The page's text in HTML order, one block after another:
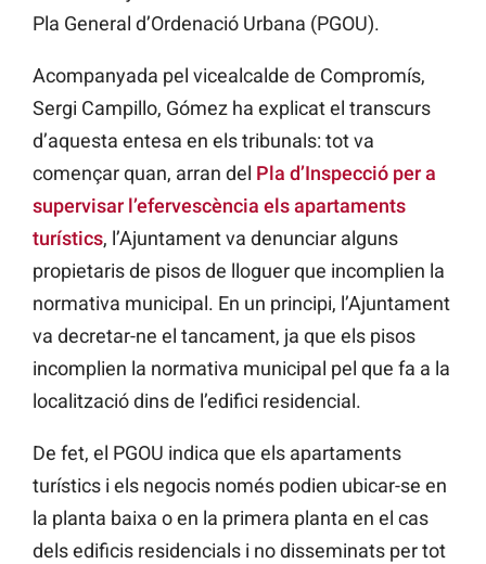
Pla General d’Ordenació Urbana (PGOU).
Acompanyada pel vicealcalde de Compromís,
Sergi Campillo, Gómez ha explicat el transcurs
d’aquesta entesa en els tribunals: tot va
començar quan, arran del Pla d’Inspecció per a
supervisar l’efervescència els apartaments
turístics, l’Ajuntament va denunciar alguns
propietaris de pisos de lloguer que incomplien la
normativa municipal. En un principi, l’Ajuntament
va decretar-ne el tancament, ja que els pisos
incomplien la normativa municipal pel que fa a la
localització dins de l’edifici residencial.
De fet, el PGOU indica que els apartaments
turístics i els negocis només podien ubicar-se en
la planta baixa o en la primera planta en el cas
dels edificis residencials i no disseminats per tot